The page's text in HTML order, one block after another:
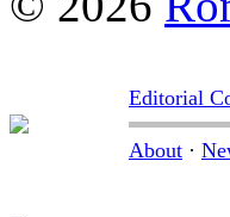
Editorial
About ·